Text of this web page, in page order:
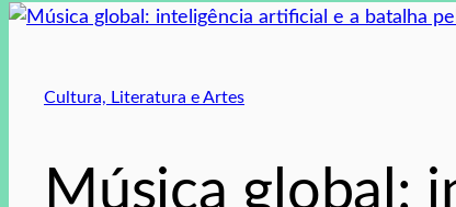
Cultura, Literatura e Artes
Música global: